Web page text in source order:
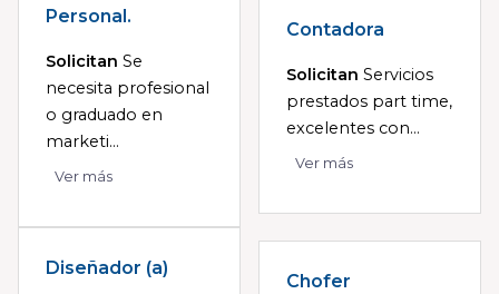
Personal.
Solicitan Se
necesita profesional
o graduado en
marketi...
Ver más
Contadora
Solicitan Servicios
prestados part time,
excelentes con...
Ver más
Diseñador (a)
Chofer